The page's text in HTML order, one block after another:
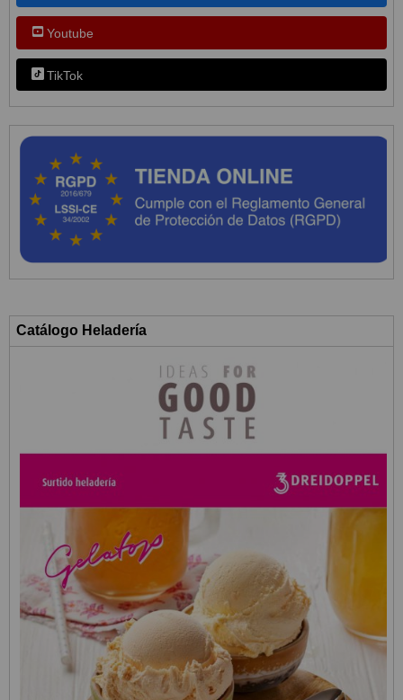
Youtube
TikTok
Catálogo Heladería